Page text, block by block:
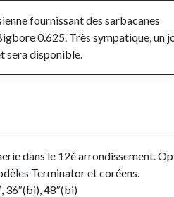
fournissant des sarbacanes
0.625. Très sympatique, un
sera disponible.
dans le 12è arrondissement.
Terminator et coréens.
36″(bi), 48″(bi)